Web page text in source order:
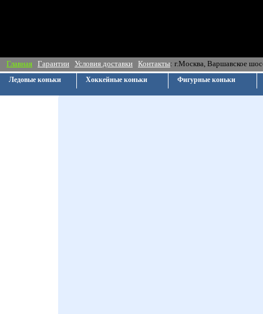
Главная Гарантии Условия доставки Контакты: г.Москва,
Ледовые коньки Хоккейные коньки Фигурные коньки